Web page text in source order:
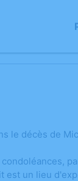
le décès de
un lieu